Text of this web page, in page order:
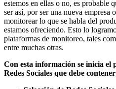
estemos en ellas o no, es probable
ser así, por ser una nueva empresa
monitorear lo que se habla del
estamos ofreciendo. Esto lo
plataformas de monitoreo, tales
entre muchas otras.
Con esta información se inicia el
Redes Sociales que debe